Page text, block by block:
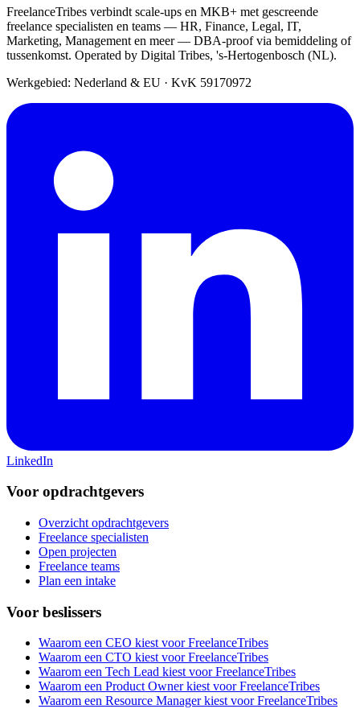
FreelanceTribes verbindt scale-ups en MKB+ met gescreende
freelance specialisten en teams — HR, Finance, Legal, IT,
Marketing, Management en meer — DBA-proof via bemiddeling of
tussenkomst. Operated by Digital Tribes, 's-Hertogenbosch (NL).
Werkgebied: Nederland & EU · KvK 59170972
LinkedIn
Voor opdrachtgevers
Overzicht opdrachtgevers
Freelance specialisten
Open projecten
Freelance teams
Plan een intake
Voor beslissers
Waarom een CEO kiest voor FreelanceTribes
Waarom een CTO kiest voor FreelanceTribes
Waarom een Tech Lead kiest voor FreelanceTribes
Waarom een Product Owner kiest voor FreelanceTribes
Waarom een Resource Manager kiest voor FreelanceTribes